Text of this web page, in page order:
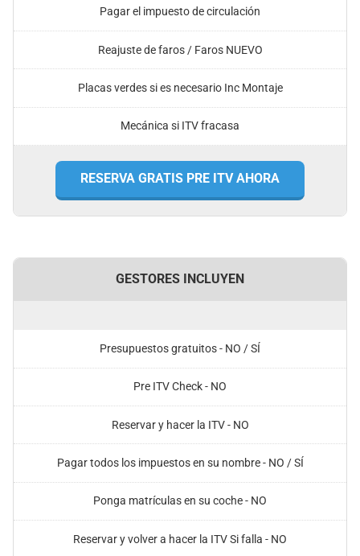
Pagar el impuesto de circulación
Reajuste de faros / Faros NUEVO
Placas verdes si es necesario Inc Montaje
Mecánica si ITV fracasa
RESERVA GRATIS PRE ITV AHORA
GESTORES INCLUYEN
Presupuestos gratuitos - NO / SÍ
Pre ITV Check - NO
Reservar y hacer la ITV - NO
Pagar todos los impuestos en su nombre - NO / SÍ
Ponga matrículas en su coche - NO
Reservar y volver a hacer la ITV Si falla - NO